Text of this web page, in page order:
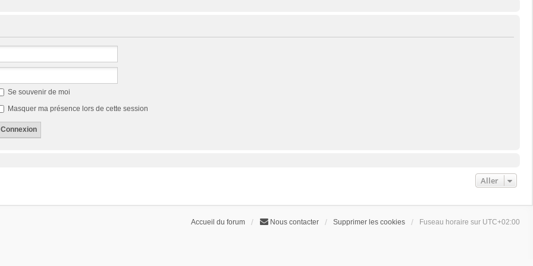
Se souvenir de moi
Masquer ma présence lors de cette session
Aller
Accueil du forum Nous contacter Supprimer les cookies Fuseau horaire sur UTC+02:00